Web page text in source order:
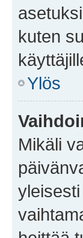
kuten
Ylös
Mikäli